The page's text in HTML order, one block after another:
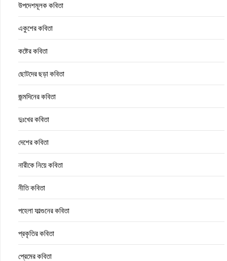
উপদেশমূলক কবিতা
একুশের কবিতা
কষ্টের কবিতা
ছোটদের ছড়া কবিতা
জন্মদিনের কবিতা
দুঃখের কবিতা
দেশের কবিতা
নারীকে নিয়ে কবিতা
নীতি কবিতা
পহেলা ফাল্গুনের কবিতা
প্রকৃতির কবিতা
প্রেমের কবিতা